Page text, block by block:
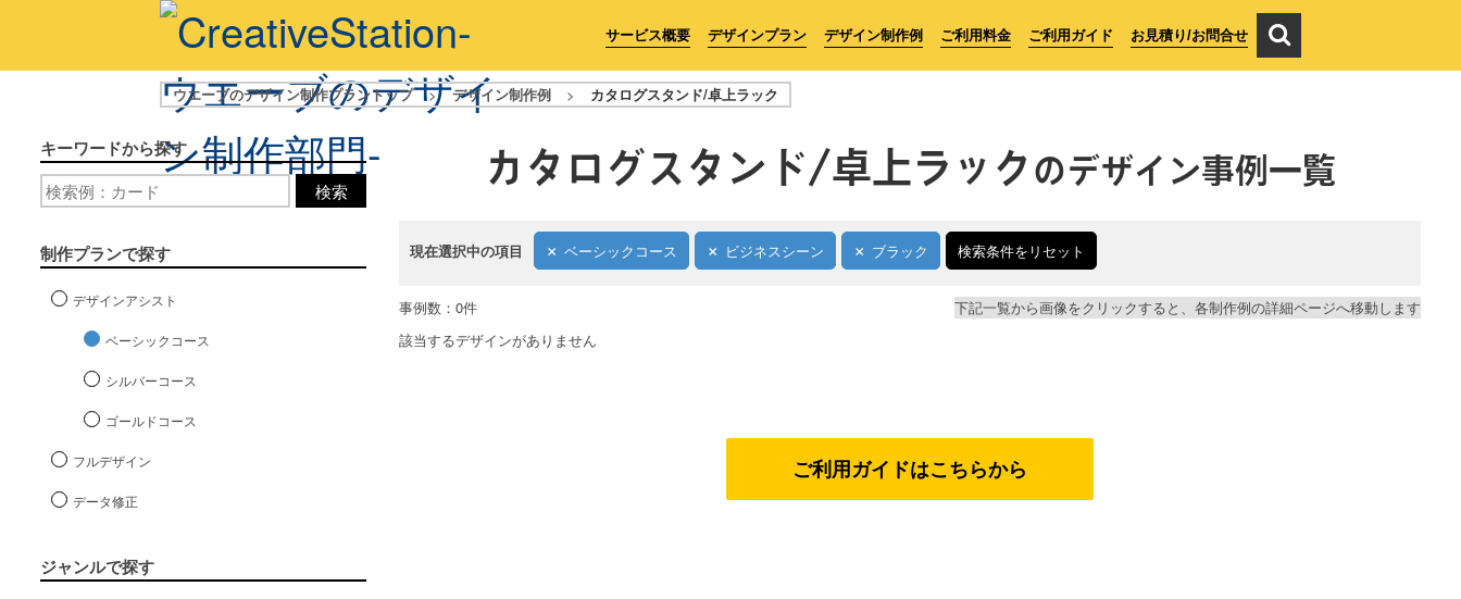
サービス概要 デザインプラン デザイン制作例 ご利用料金 ご利用ガイド お見積り/お問合せ
ウエーブのデザイン制作プラントップ > デザイン制作例 > カタログスタンド/卓上ラック
カタログスタンド/卓上ラック のデザイン事例一覧
現在選択中の項目 ベーシックコース ビジネスシーン ブラック 検索条件をリセット
キーワードから探す
検索
制作プランで探す
デザインアシスト
ベーシックコース
シルバーコース
ゴールドコース
フルデザイン
データ修正
ジャンルで探す
事例数：0件
下記一覧から画像をクリックすると、各制作例の詳細ページへ移動します
該当するデザインがありません
ご利用ガイドはこちらから